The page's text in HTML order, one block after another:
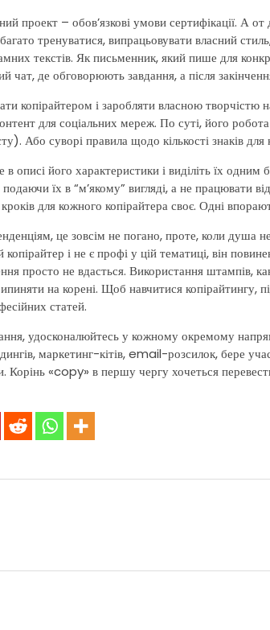
проект – обов’язкові умови сертифікації. А
тренуватися, випрацьовувати власний
текстів. Як письменник, який пише для
чат, де обговорюють завдання, а після
копірайтером і заробляти власною
для соціальних мереж. По суті, його
Або суворі правила щодо кількості знаків для
описі його характеристики і виділіть їх
їх в “м’якому” вигляді, а не працювати
для кожного копірайтера своє. Одні
це зовсім не погано, проте, коли душа
і не є профі у цій тематиці, він
просто не вдасться. Використання штампів,
на корені. Щоб навчитися копірайтингу,
статей.
удосконалюйтесь у кожному окремому
маркетинг-кітів, email-розсилок, бере
Корінь «copy» в першу чергу хочеться